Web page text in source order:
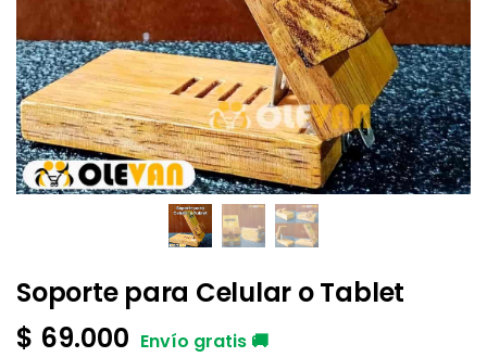
Soporte para Celular o Tablet
$ 69.000